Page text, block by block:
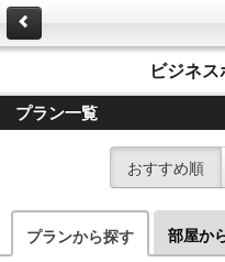
ビジネ
プラン一覧
おすすめ順
プランから探す 部屋か